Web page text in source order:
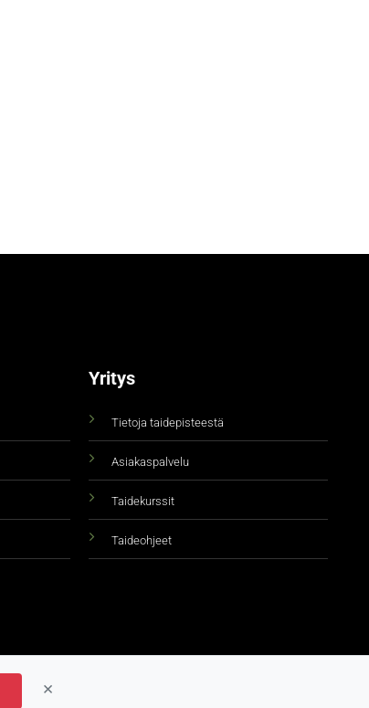
Yritys
Tietoja taidepisteestä
Asiakaspalvelu
Taidekurssit
Taideohjeet
×